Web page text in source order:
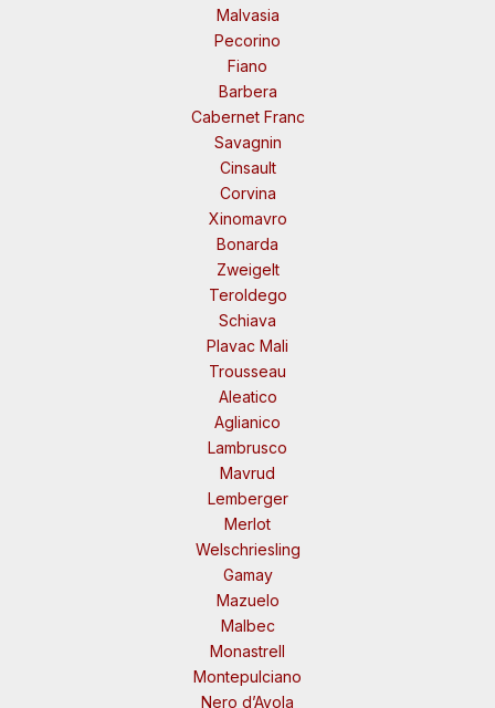
Malvasia
Pecorino
Fiano
Barbera
Cabernet Franc
Savagnin
Cinsault
Corvina
Xinomavro
Bonarda
Zweigelt
Teroldego
Schiava
Plavac Mali
Trousseau
Aleatico
Aglianico
Lambrusco
Mavrud
Lemberger
Merlot
Welschriesling
Gamay
Mazuelo
Malbec
Monastrell
Montepulciano
Nero d’Avola